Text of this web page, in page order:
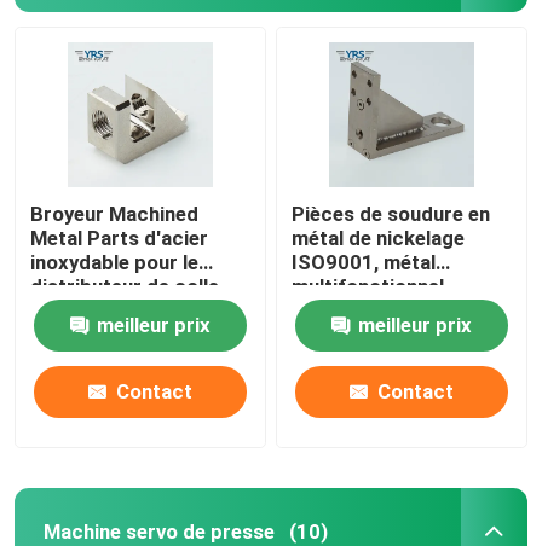
Broyeur Machined
Metal Parts d'acier
inoxydable pour le
distributeur de colle
meilleur prix
Contact
Pièces de soudure en
métal de nickelage
ISO9001, métal
multifonctionnel
coupant des pièces
meilleur prix
Contact
Machine servo de presse (10)